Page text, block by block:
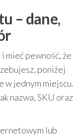
– dane,
mieć pewność, że
poniżej
w jednym miejscu.
nazwa, SKU oraz
lub